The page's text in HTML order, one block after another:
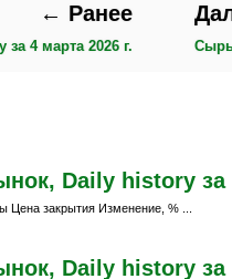
← Ранее
4 марта 2026 г.
Daily history за
Цена закрытия Изменение, % ...
Daily history за